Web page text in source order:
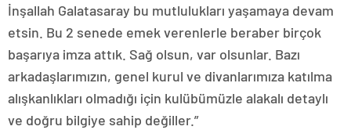
İnşallah Galatasaray bu mutlulukları yaşamaya devam
etsin. Bu 2 senede emek verenlerle beraber birçok
başarıya imza attık. Sağ olsun, var olsunlar. Bazı
arkadaşlarımızın, genel kurul ve divanlarımıza katılma
alışkanlıkları olmadığı için kulübümüzle alakalı detaylı
ve doğru bilgiye sahip değiller.”